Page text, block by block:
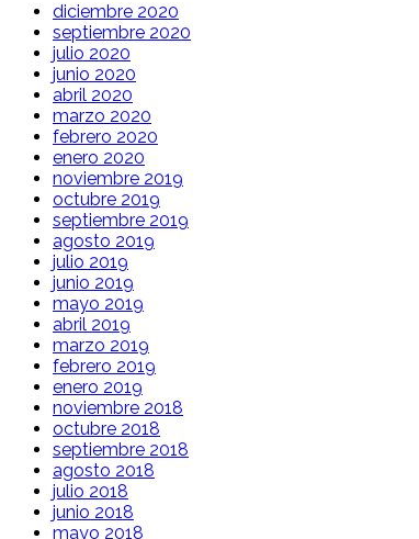
diciembre 2020
septiembre 2020
julio 2020
junio 2020
abril 2020
marzo 2020
febrero 2020
enero 2020
noviembre 2019
octubre 2019
septiembre 2019
agosto 2019
julio 2019
junio 2019
mayo 2019
abril 2019
marzo 2019
febrero 2019
enero 2019
noviembre 2018
octubre 2018
septiembre 2018
agosto 2018
julio 2018
junio 2018
mayo 2018